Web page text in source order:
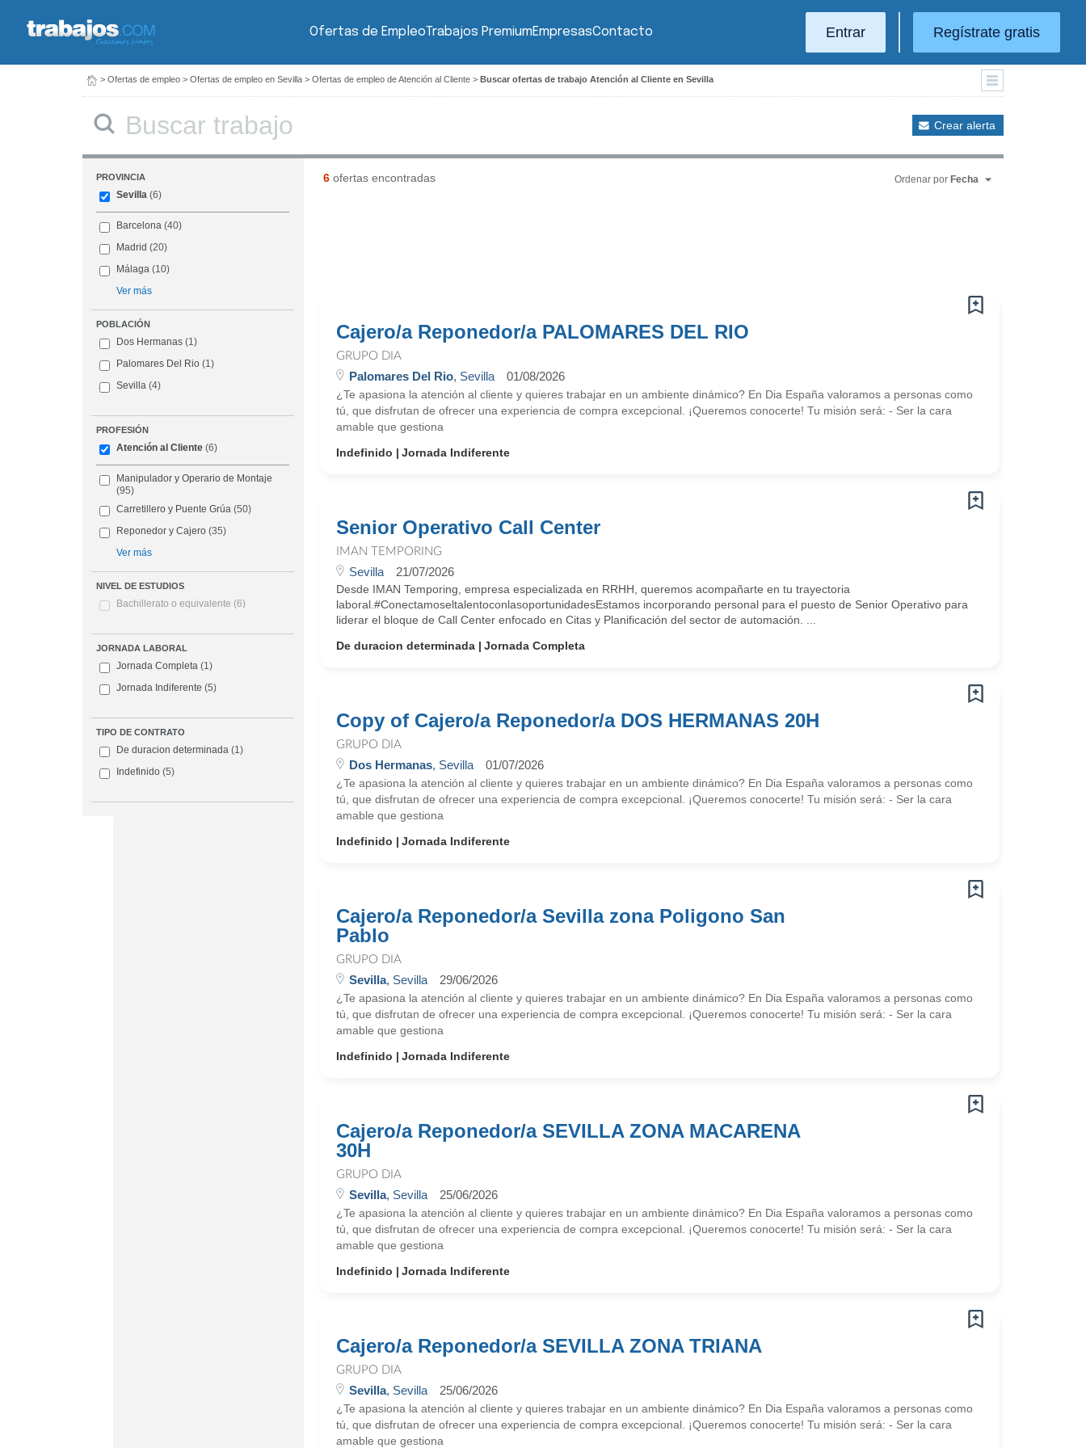
Ofertas de EmpleoTrabajos PremiumEmpresasContacto Entrar Regístrate gratis
> Ofertas de empleo > Ofertas de empleo en Sevilla > Ofertas de empleo de Atención al Cliente > Buscar ofertas de trabajo Atención al Cliente en Sevilla
Crear alerta
PROVINCIA
Sevilla (6)
Barcelona (40)
Madrid (20)
Málaga (10)
Ver más
POBLACIÓN
Dos Hermanas (1)
Palomares Del Rio (1)
Sevilla (4)
PROFESIÓN
Atención al Cliente (6)
Manipulador y Operario de Montaje
(95)
Carretillero y Puente Grúa (50)
Reponedor y Cajero (35)
Ver más
NIVEL DE ESTUDIOS
Bachillerato o equivalente (6)
JORNADA LABORAL
Jornada Completa (1)
Jornada Indiferente (5)
TIPO DE CONTRATO
De duracion determinada (1)
Indefinido (5)
6ofertas encontradas Ordenar por Fecha
Cajero/a Reponedor/a PALOMARES DEL RIO
GRUPO DIA
Palomares Del Rio, Sevilla 01/08/2026
¿Te apasiona la atención al cliente y quieres trabajar en un ambiente dinámico? En Dia España valoramos a personas como
tú, que disfrutan de ofrecer una experiencia de compra excepcional. ¡Queremos conocerte! Tu misión será: - Ser la cara
amable que gestiona
Indefinido
Jornada Indiferente
Senior Operativo Call Center
IMAN TEMPORING
Sevilla 21/07/2026
Desde IMAN Temporing, empresa especializada en RRHH, queremos acompañarte en tu trayectoria
laboral.#ConectamoseltalentoconlasoportunidadesEstamos incorporando personal para el puesto de Senior Operativo para
liderar el bloque de Call Center enfocado en Citas y Planificación del sector de automación. ...
De duracion determinada
Jornada Completa
Copy of Cajero/a Reponedor/a DOS HERMANAS 20H
GRUPO DIA
Dos Hermanas, Sevilla 01/07/2026
¿Te apasiona la atención al cliente y quieres trabajar en un ambiente dinámico? En Dia España valoramos a personas como
tú, que disfrutan de ofrecer una experiencia de compra excepcional. ¡Queremos conocerte! Tu misión será: - Ser la cara
amable que gestiona
Indefinido
Jornada Indiferente
Cajero/a Reponedor/a Sevilla zona Poligono San
Pablo
GRUPO DIA
Sevilla, Sevilla 29/06/2026
¿Te apasiona la atención al cliente y quieres trabajar en un ambiente dinámico? En Dia España valoramos a personas como
tú, que disfrutan de ofrecer una experiencia de compra excepcional. ¡Queremos conocerte! Tu misión será: - Ser la cara
amable que gestiona
Indefinido
Jornada Indiferente
Cajero/a Reponedor/a SEVILLA ZONA MACARENA
30H
GRUPO DIA
Sevilla, Sevilla 25/06/2026
¿Te apasiona la atención al cliente y quieres trabajar en un ambiente dinámico? En Dia España valoramos a personas como
tú, que disfrutan de ofrecer una experiencia de compra excepcional. ¡Queremos conocerte! Tu misión será: - Ser la cara
amable que gestiona
Indefinido
Jornada Indiferente
Cajero/a Reponedor/a SEVILLA ZONA TRIANA
GRUPO DIA
Sevilla, Sevilla 25/06/2026
¿Te apasiona la atención al cliente y quieres trabajar en un ambiente dinámico? En Dia España valoramos a personas como
tú, que disfrutan de ofrecer una experiencia de compra excepcional. ¡Queremos conocerte! Tu misión será: - Ser la cara
amable que gestiona